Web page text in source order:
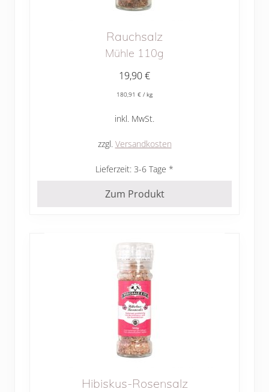
Rauchsalz
Mühle 110g
19,90€
180,91 € /kg
inkl. MwSt.
zzgl. Versandkosten
Lieferzeit: 3-6 Tage
Zum Produkt
Hibiskus-Rosensalz